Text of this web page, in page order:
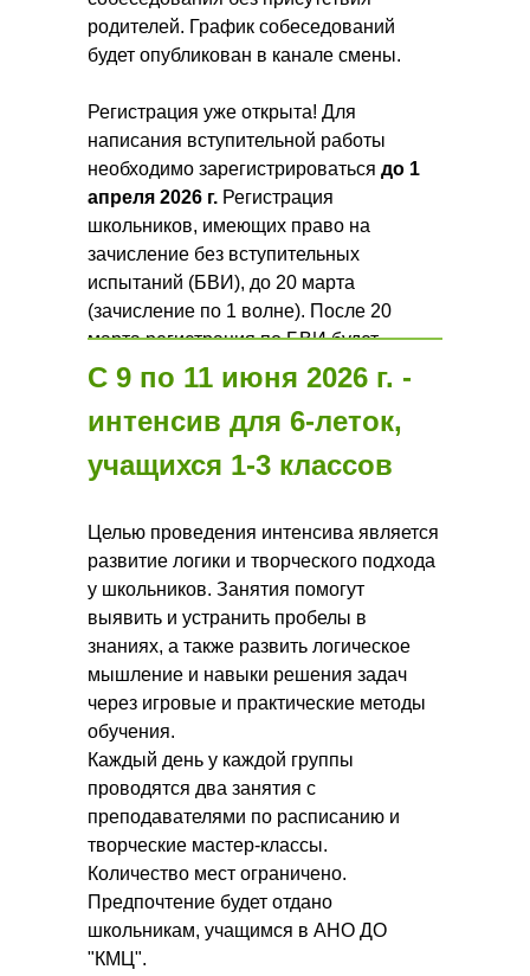
родителей. График собеседований
будет опубликован в канале смены.
Регистрация уже открыта! Для
написания вступительной работы
необходимо зарегистрироваться до 1
апреля 2026 г. Регистрация
школьников, имеющих право на
зачисление без вступительных
испытаний (БВИ), до 20 марта
(зачисление по 1 волне). После 20
марта регистрация по БВИ будет
продолжена при наличии мест.
Подробнее настранице.
С 9 по 11 июня 2026 г. -
интенсив для 6-леток,
учащихся 1-3 классов
Целью проведения интенсива является
развитие логики и творческого подхода
у школьников. Занятия помогут
выявить и устранить пробелы в
знаниях, а также развить логическое
мышление и навыки решения задач
через игровые и практические методы
обучения.
Каждый день у каждой группы
проводятся два занятия с
преподавателями по расписанию и
творческие мастер-классы.
Количество мест ограничено.
Предпочтение будет отдано
школьникам, учащимся в АНО ДО
"КМЦ".